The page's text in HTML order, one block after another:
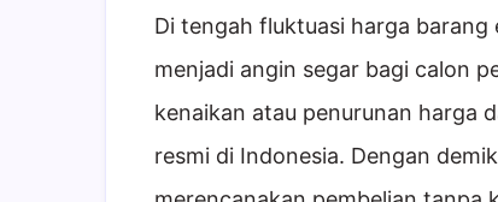
Di tengah fluktuasi harga
menjadi angin segar bagi calon
kenaikan atau penurunan harga
resmi di Indonesia. Dengan